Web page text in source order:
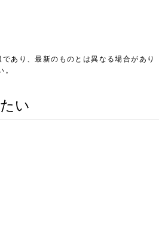
あり、最新のものとは異なる場合があり
い